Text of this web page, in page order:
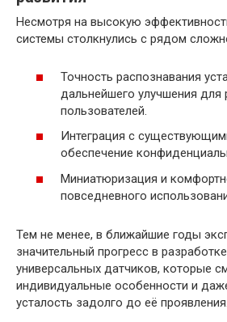
Несмотря на высокую
системы столкнулись с рядом
Точность распознавания
дальнейшего улучшения для
пользователей.
Интеграция с
обеспечение
Миниатюризация и
повседневного
Тем не менее, в ближайшие годы
значительный прогресс в
универсальных датчиков, которые
индивидуальные особенности и
усталость задолго до её проявления.